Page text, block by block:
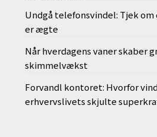
Undgå telefonsvindel: Tjek
er ægte
Når hverdagens vaner skaber
skimmelvækst
Forvandl kontoret: Hvorfor
erhvervslivets skjulte